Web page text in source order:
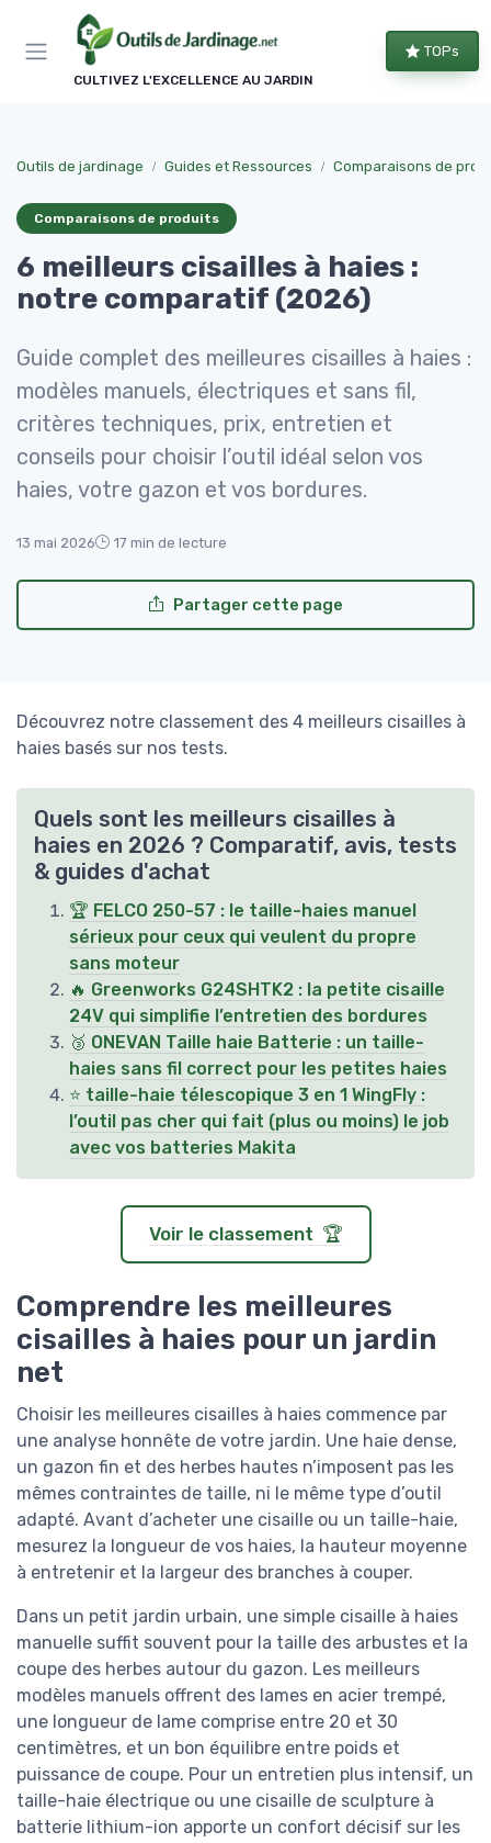
CULTIVEZ L'EXCELLENCE AU JARDIN
TOPs
Outils de jardinage Guides et Ressources Comparaisons de
Comparaisons de produits
6 meilleurs cisailles à haies :
notre comparatif (2026)
Guide complet des meilleures cisailles à haies :
modèles manuels, électriques et sans fil,
critères techniques, prix, entretien et
conseils pour choisir l’outil idéal selon vos
haies, votre gazon et vos bordures.
13 mai 2026 17 min de lecture
Partager cette page
Découvrez notre classement des 4 meilleurs cisailles à
haies basés sur nos tests.
Quels sont les meilleurs cisailles à
haies en 2026 ? Comparatif, avis, tests
& guides d'achat
🏆 FELCO 250-57 : le taille-haies manuel
sérieux pour ceux qui veulent du propre
sans moteur
🔥 Greenworks G24SHTK2 : la petite cisaille
24V qui simplifie l’entretien des bordures
🥉 ONEVAN Taille haie Batterie : un taille-
haies sans fil correct pour les petites haies
⭐ taille-haie télescopique 3 en 1 WingFly :
l’outil pas cher qui fait (plus ou moins) le job
avec vos batteries Makita
Voir le classement 🏆
Comprendre les meilleures
cisailles à haies pour un jardin
net
Choisir les meilleures cisailles à haies commence par
une analyse honnête de votre jardin. Une haie dense,
un gazon fin et des herbes hautes n’imposent pas les
mêmes contraintes de taille, ni le même type d’outil
adapté. Avant d’acheter une cisaille ou un taille-haie,
mesurez la longueur de vos haies, la hauteur moyenne
à entretenir et la largeur des branches à couper.
Dans un petit jardin urbain, une simple cisaille à haies
manuelle suffit souvent pour la taille des arbustes et la
coupe des herbes autour du gazon. Les meilleurs
modèles manuels offrent des lames en acier trempé,
une longueur de lame comprise entre 20 et 30
centimètres, et un bon équilibre entre poids et
puissance de coupe. Pour un entretien plus intensif, un
taille-haie électrique ou une cisaille de sculpture à
batterie lithium-ion apporte un confort décisif sur les
Panneau de gestion des cookies